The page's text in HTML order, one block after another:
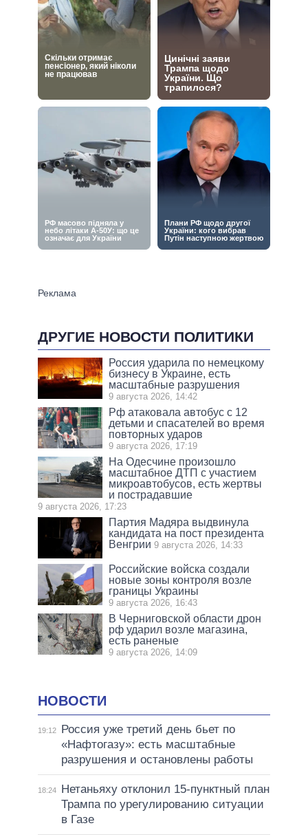
ДРУГИЕ НОВОСТИ ПОЛИТИКИ
Россия ударила по немецкому
бизнесу в Украине, есть
масштабные разрушения
9 августа 2026, 14:42
Рф атаковала автобус с 12
детьми и спасателей во время
повторных ударов
9 августа 2026, 17:19
На Одесчине произошло
масштабное ДТП с участием
микроавтобусов, есть жертвы
и пострадавшие
9 августа 2026, 17:23
Партия Мадяра выдвинула
кандидата на пост президента
Венгрии 9 августа 2026, 14:33
Российские войска создали
новые зоны контроля возле
границы Украины
9 августа 2026, 16:43
В Черниговской области дрон
рф ударил возле магазина,
есть раненые
9 августа 2026, 14:09
НОВОСТИ
19:12
Россия уже третий день бьет по
«Нафтогазу»: есть масштабные
разрушения и остановлены работы
18:24
Нетаньяху отклонил 15-пунктный план
Трампа по урегулированию ситуации
в Газе